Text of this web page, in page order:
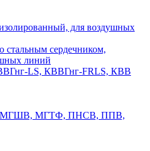
для воздушных
сердечником,
линий
LS, КВВГнг-FRLS, КВВ
МГТФ, ПНСВ, ППВ,